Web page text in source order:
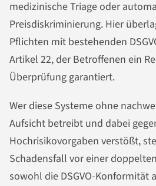
medizinische Triage oder
Preisdiskriminierung. Hier
Pflichten mit bestehenden
Artikel 22, der Betroffenen ein
Überprüfung garantiert.
Wer diese Systeme ohne
Aufsicht betreibt und dabei
Hochrisikovorgaben verstößt,
Schadensfall vor einer
sowohl die DSGVO-Konformität